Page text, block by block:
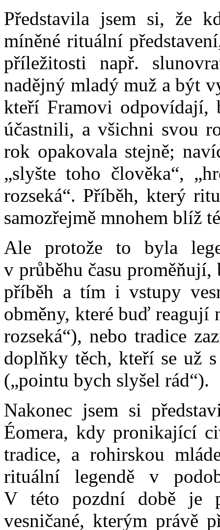
Představila jsem si, že
míněné rituální
příležitosti např.
nadějný mladý muž a být
kteří Framovi
účastnili, a všichni svou
rok opakovala stejně;
„slyšte toho člověka“,
rozseká“. Příběh, který
samozřejmě mnohem blíž
Ale protože to byla
v průběhu času proměňují,
příběh a tím i vstupy
obměny, které buď reagují
rozseká“), nebo tradice
doplňky těch, kteří se už
(„pointu bych slyšel rád“).
Nakonec jsem si
Éomera, kdy pronikající
tradice, a rohirskou
rituální legendě v
V této pozdní době je
vesničané, kterým právě